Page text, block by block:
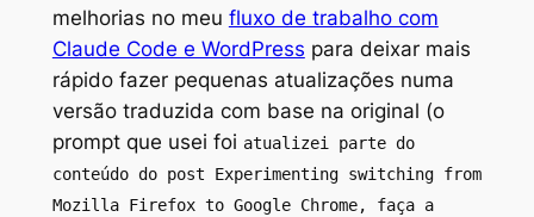
melhorias no meu fluxo de trabalho com
Claude Code e WordPress para deixar mais
rápido fazer pequenas atualizações numa
versão traduzida com base na original (o
prompt que usei foi atualizei parte do
conteúdo do post Experimenting switching from
Mozilla Firefox to Google Chrome, faça a